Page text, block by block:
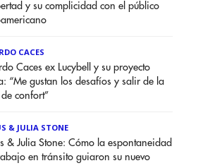
y su complicidad con el público
CACES
Caces ex Lucybell y su proyecto
“Me gustan los desafíos y salir de la
confort”
& JULIA STONE
& Julia Stone: Cómo la espontaneidad
en tránsito guiaron su nuevo